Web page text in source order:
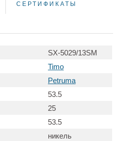
СЕРТИФИКАТЫ
SX-5029/13SM
Timo
Petruma
53.5
25
53.5
никель